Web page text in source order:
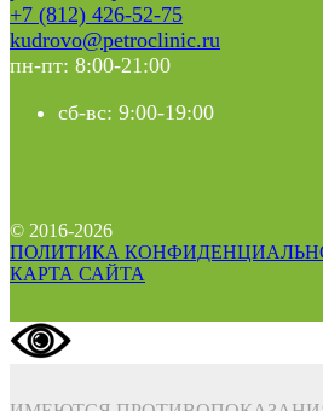
+7 (812) 426-52-75
kudrovo@petroclinic.ru
пн-пт: 8:00-21:00
сб-вс: 9:00-19:00
© 2016-2026
ПОЛИТИКА
КАРТА САЙТА